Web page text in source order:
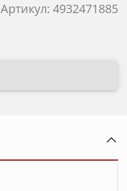
Артикул: 4932471885